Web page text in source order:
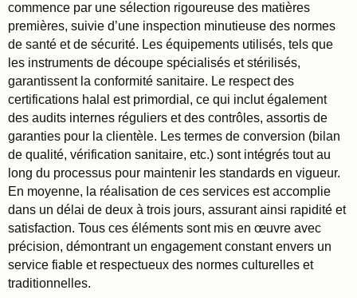
commence par une sélection rigoureuse des matières
premières, suivie d’une inspection minutieuse des normes
de santé et de sécurité. Les équipements utilisés, tels que
les instruments de découpe spécialisés et stérilisés,
garantissent la conformité sanitaire. Le respect des
certifications halal est primordial, ce qui inclut également
des audits internes réguliers et des contrôles, assortis de
garanties pour la clientèle. Les termes de conversion (bilan
de qualité, vérification sanitaire, etc.) sont intégrés tout au
long du processus pour maintenir les standards en vigueur.
En moyenne, la réalisation de ces services est accomplie
dans un délai de deux à trois jours, assurant ainsi rapidité et
satisfaction. Tous ces éléments sont mis en œuvre avec
précision, démontrant un engagement constant envers un
service fiable et respectueux des normes culturelles et
traditionnelles.